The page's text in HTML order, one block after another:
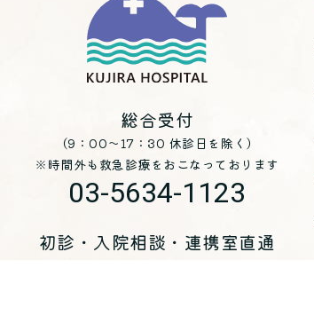
総合受付
（9：00～17：30 休診日を除く）
※時間外も救急診療をおこなっております
03-5634-1123
初診・入院相談・連携室直通